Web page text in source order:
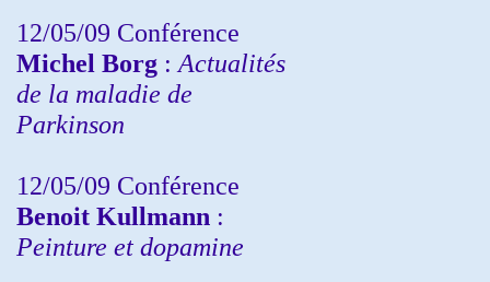
12/05/09 Conférence
Michel Borg : Actualités
de la maladie de
Parkinson
12/05/09 Conférence
Benoit Kullmann :
Peinture et dopamine